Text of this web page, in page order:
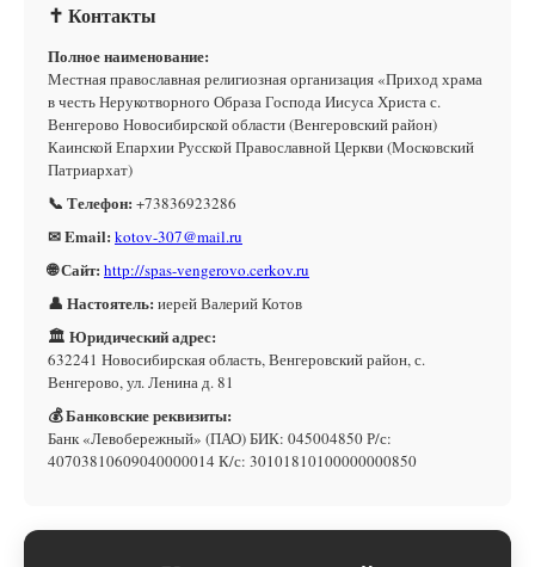
✝ Контакты
Полное наименование:
Местная православная религиозная организация «Приход храма
в честь Нерукотворного Образа Господа Иисуса Христа с.
Венгерово Новосибирской области (Венгеровский район)
Каинской Епархии Русской Православной Церкви (Московский
Патриархат)
📞 Телефон: +73836923286
✉ Email: kotov-307@mail.ru
🌐 Сайт: http://spas-vengerovo.cerkov.ru
👤 Настоятель: иерей Валерий Котов
🏛 Юридический адрес:
632241 Новосибирская область, Венгеровский район, с.
Венгерово, ул. Ленина д. 81
💰 Банковские реквизиты:
Банк «Левобережный» (ПАО) БИК: 045004850 Р/с:
40703810609040000014 К/с: 30101810100000000850